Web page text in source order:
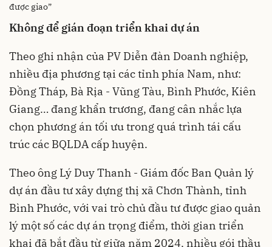
được giao”
Không để gián đoạn triển khai dự án
Theo ghi nhận của PV Diễn đàn Doanh nghiệp,
nhiều địa phương tại các tỉnh phía Nam, như:
Đồng Tháp, Bà Rịa - Vũng Tàu, Bình Phước, Kiên
Giang… đang khẩn trương, đang cân nhắc lựa
chọn phương án tối ưu trong quá trình tái cấu
trúc các BQLDA cấp huyện.
Theo ông Lý Duy Thanh - Giám đốc Ban Quản lý
dự án đầu tư xây dựng thị xã Chơn Thành, tỉnh
Bình Phước, với vai trò chủ đầu tư được giao quản
lý một số các dự án trọng điểm, thời gian triển
khai đã bắt đầu từ giữa năm 2024, nhiều gói thầu